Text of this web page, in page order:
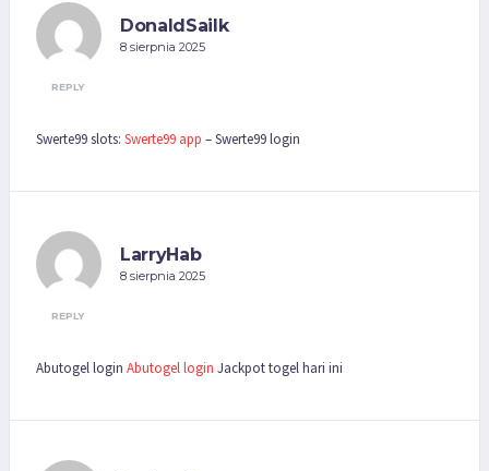
DonaldSailk
8 sierpnia 2025
REPLY
Swerte99 slots: Swerte99 app – Swerte99 login
LarryHab
8 sierpnia 2025
REPLY
Abutogel login Abutogel login Jackpot togel hari ini